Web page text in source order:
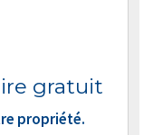
gratuit
propriété.